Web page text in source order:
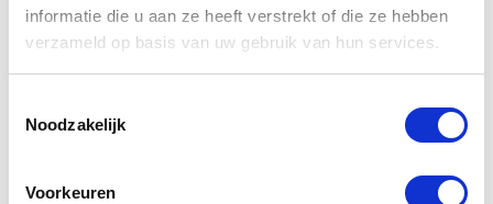
informatie die u aan ze heeft verstrekt of die ze hebben
verzameld op basis van uw gebruik van hun services.
Noodzakelijk
Voorkeuren